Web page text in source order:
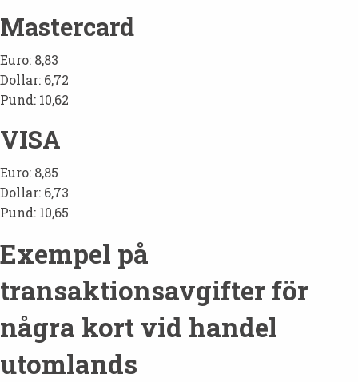
Mastercard
Euro: 8,83
Dollar: 6,72
Pund: 10,62
VISA
Euro: 8,85
Dollar: 6,73
Pund: 10,65
Exempel på
transaktionsavgifter för
några kort vid handel
utomlands